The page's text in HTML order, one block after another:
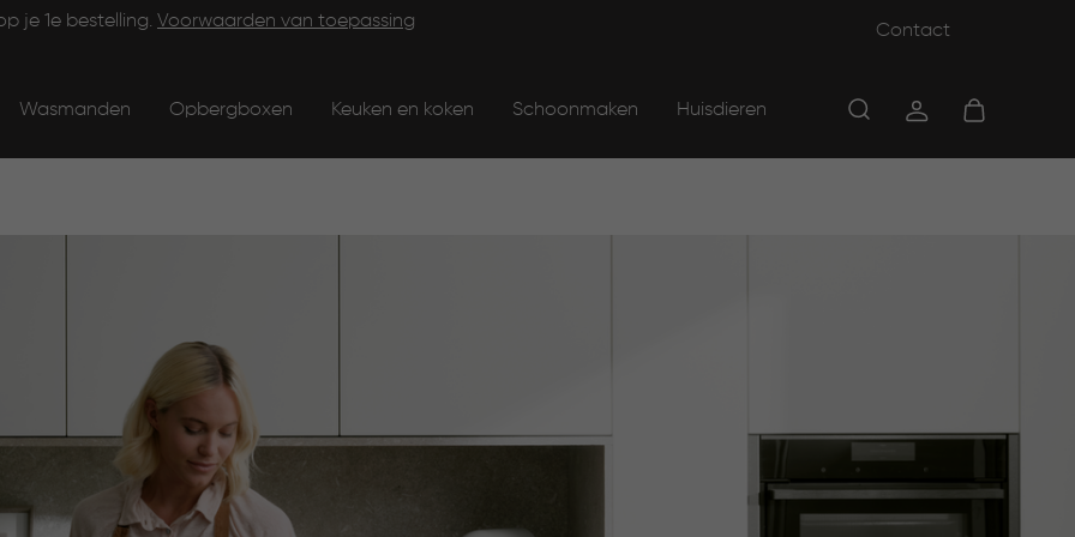
je 1e bestelling. Voorwaarden van toepassing Contact
Wasmanden Opbergboxen Keuken en koken Schoonmaken Huisdieren